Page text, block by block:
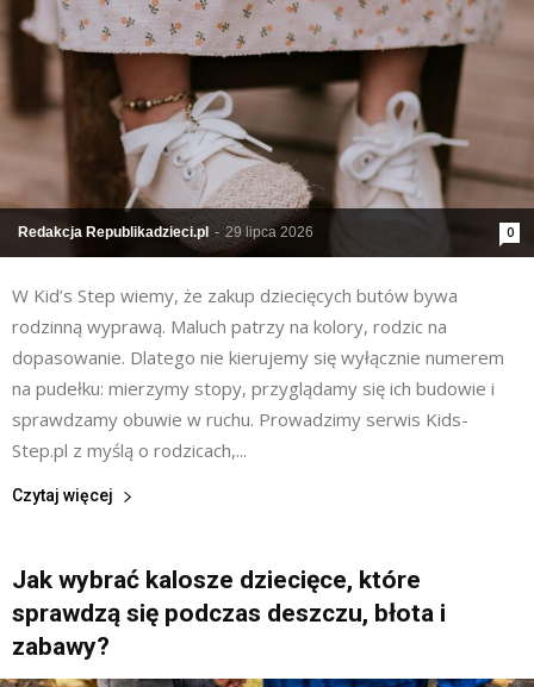
Redakcja Republikadzieci.pl - 29 lipca 2026 0
W Kid’s Step wiemy, że zakup dziecięcych butów bywa
rodzinną wyprawą. Maluch patrzy na kolory, rodzic na
dopasowanie. Dlatego nie kierujemy się wyłącznie numerem
na pudełku: mierzymy stopy, przyglądamy się ich budowie i
sprawdzamy obuwie w ruchu. Prowadzimy serwis Kids-
Step.pl z myślą o rodzicach,...
Czytaj więcej
Jak wybrać kalosze dziecięce, które
sprawdzą się podczas deszczu, błota i
zabawy?